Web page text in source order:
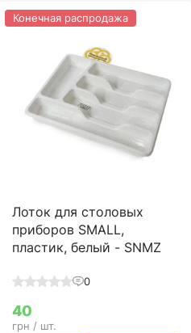
Лоток для столовых
приборов SMALL,
пластик, белый - SNMZ
0
Конечная распродажа
40
грн / шт.